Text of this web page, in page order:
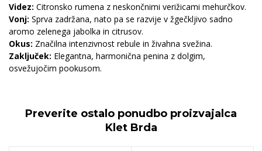
Videz: Citronsko rumena z neskončnimi verižicami mehurčkov.
Vonj: Sprva zadržana, nato pa se razvije v žgečkljivo sadno
aromo zelenega jabolka in citrusov.
Okus: Značilna intenzivnost rebule in živahna svežina.
Zaključek: Elegantna, harmonična penina z dolgim,
osvežujočim pookusom.
Preverite ostalo ponudbo proizvajalca
Klet Brda